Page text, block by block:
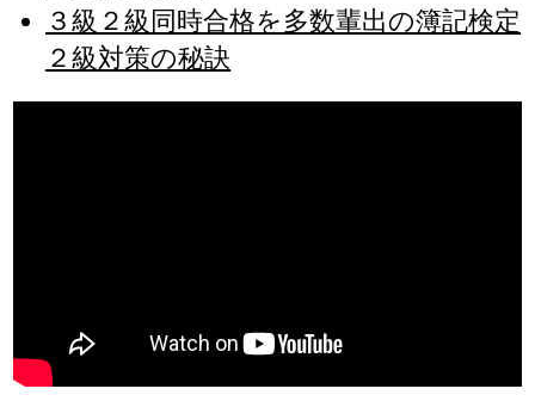
３級２級同時合格を多数輩出の簿記検定
２級対策の秘訣